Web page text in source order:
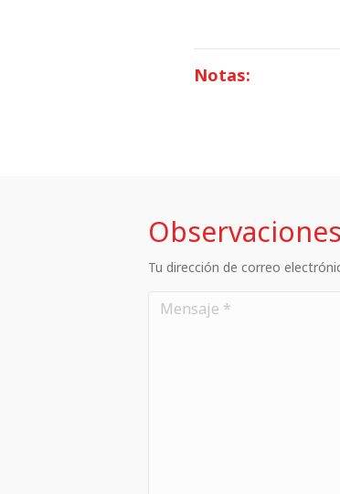
Notas:
Tu dirección de correo